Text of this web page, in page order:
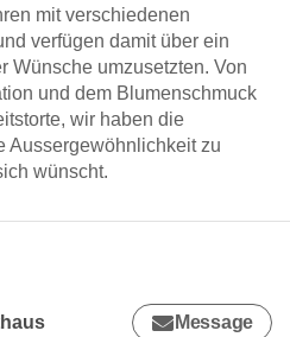
mit verschiedenen
verfügen damit über ein
Wünsche umzusetzten. Von
und dem Blumenschmuck
wir haben die
Aussergewöhnlichkeit zu
wünscht.
Message